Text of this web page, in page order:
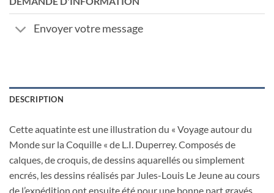
Envoyer votre message
DESCRIPTION
Cette aquatinte est une illustration du « Voyage autour du
Monde sur la Coquille « de L.I. Duperrey. Composés de
calques, de croquis, de dessins aquarellés ou simplement
encrés, les dessins réalisés par Jules-Louis Le Jeune au cours
de l’expédition ont ensuite été pour une bonne part gravés